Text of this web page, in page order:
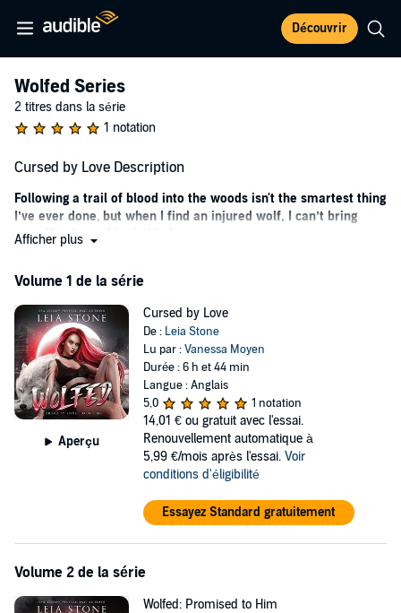
Découvrir
Wolfed Series
2 titres dans la série
1 notation
Cursed by Love Description
Following a trail of blood into the woods isn't the smartest thing
I’ve ever done, but when I find an injured wolf, I can’t bring
myself to leave him behind.
wolves tries to attack us, it looks like we won’t make it out alive. The
for the bite mark on my arm and the fever.
When a mysterious guy with searing blue eyes comes into my bar,
hovering around me all night, I’m more than a little creeped out. He’s
hot as sin, but also super possessive with legit stalker vibes. I’m
convinced my instincts are right when I black out and then wake up
in his arms, limp, feverish, and dying.
But it turns out I’m not dying, just a newly turned werewolf. And the
guy from the bar? Well, he thinks I’m his reincarnated soul mate,
leaves me with one choice: to drop dead on my 20th birthday.
Afficher plus
Volume 1 de la série
Aperçu
Cursed by Love
De : Leia Stone
Lu par :Vanessa Moyen
Durée : 6 h et 44 min
Langue : Anglais
5,0
1 notation
14,01 € ou gratuit avec l'essai.
Renouvellement automatique à
5,99 €/mois après l'essai. Voir
conditions d'éligibilité
Essayez Standard gratuitement
Volume 2 de la série
Wolfed: Promised to Him